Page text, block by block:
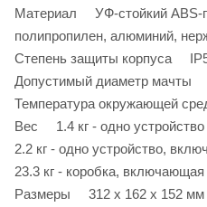
Материал УФ-стойкий ABS-
полипропилен, алюминий,
Степень защиты корпуса
Допустимый диаметр мачты
Температура окружающей
Вес 1.4 кг - одно устройство
2.2 кг - одно устройство,
23.3 кг - коробка,
Размеры 312 х 162 х 152 мм